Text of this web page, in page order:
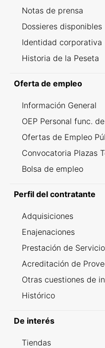
Notas de prensa
Dossieres disponibles
Identidad corporativa
Historia de la Peseta
Oferta de empleo
Información General
OEP Personal func.
Ofertas de Empleo
Convocatoria Plazas
Bolsa de empleo
Perfil del contratante
Adquisiciones
Enajenaciones
Prestación de
Acreditación de
Otras cuestiones de
Histórico
De interés
Tiendas